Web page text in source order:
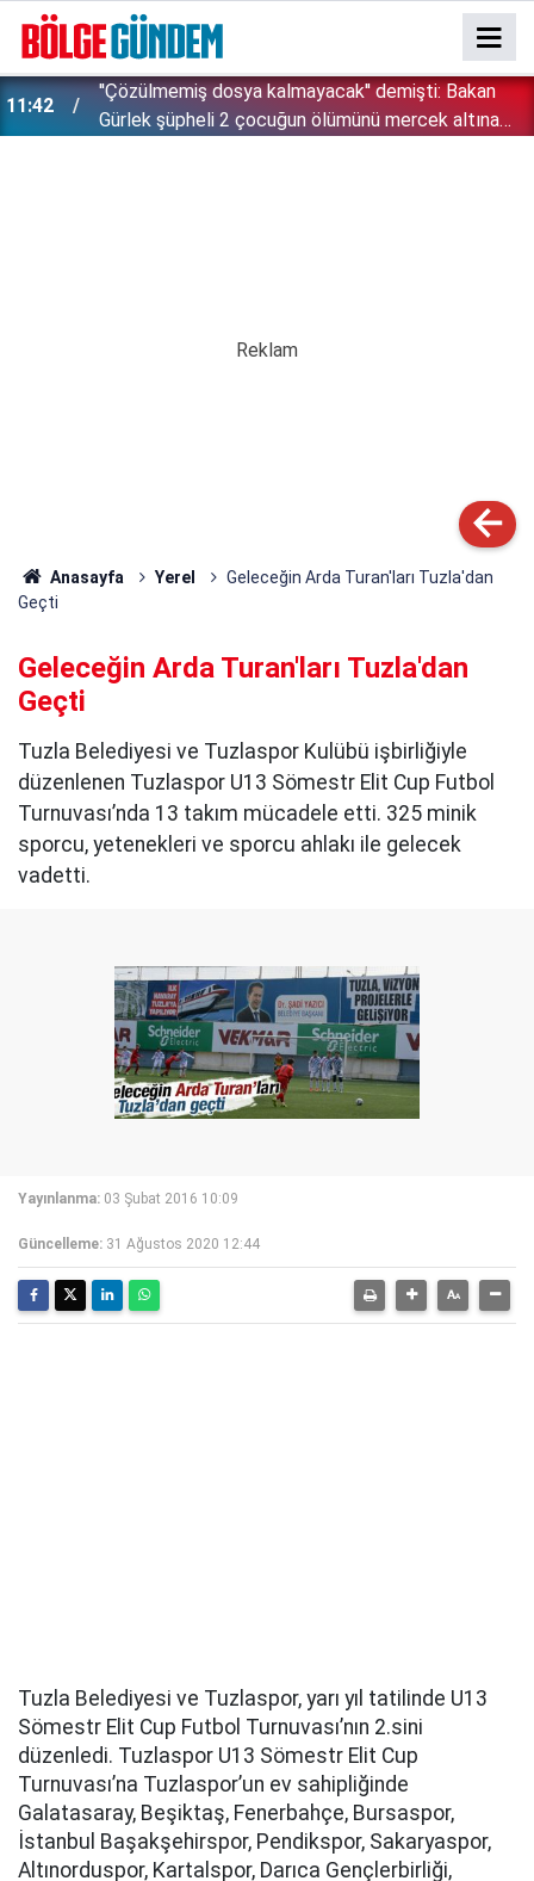
11:42
''Çözülmemiş dosya kalmayacak'' demişti: Bakan
Gürlek şüpheli 2 çocuğun ölümünü mercek altına
Anasayfa Yerel
Geleceğin Arda Turan'ları Tuzla'dan
Geçti
Geleceğin Arda Turan'ları Tuzla'dan
Geçti
Tuzla Belediyesi ve Tuzlaspor Kulübü işbirliğiyle
düzenlenen Tuzlaspor U13 Sömestr Elit Cup Futbol
Turnuvası’nda 13 takım mücadele etti. 325 minik
sporcu, yetenekleri ve sporcu ahlakı ile gelecek
vadetti.
Yayınlanma: 03 Şubat 2016 10:09
Güncelleme: 31 Ağustos 2020 12:44
Tuzla Belediyesi ve Tuzlaspor, yarı yıl tatilinde U13
Sömestr Elit Cup Futbol Turnuvası’nın 2.sini
düzenledi. Tuzlaspor U13 Sömestr Elit Cup
Turnuvası’na Tuzlaspor’un ev sahipliğinde
Galatasaray, Beşiktaş, Fenerbahçe, Bursaspor,
İstanbul Başakşehirspor, Pendikspor, Sakaryaspor,
Altınorduspor, Kartalspor, Darıca Gençlerbirliği,